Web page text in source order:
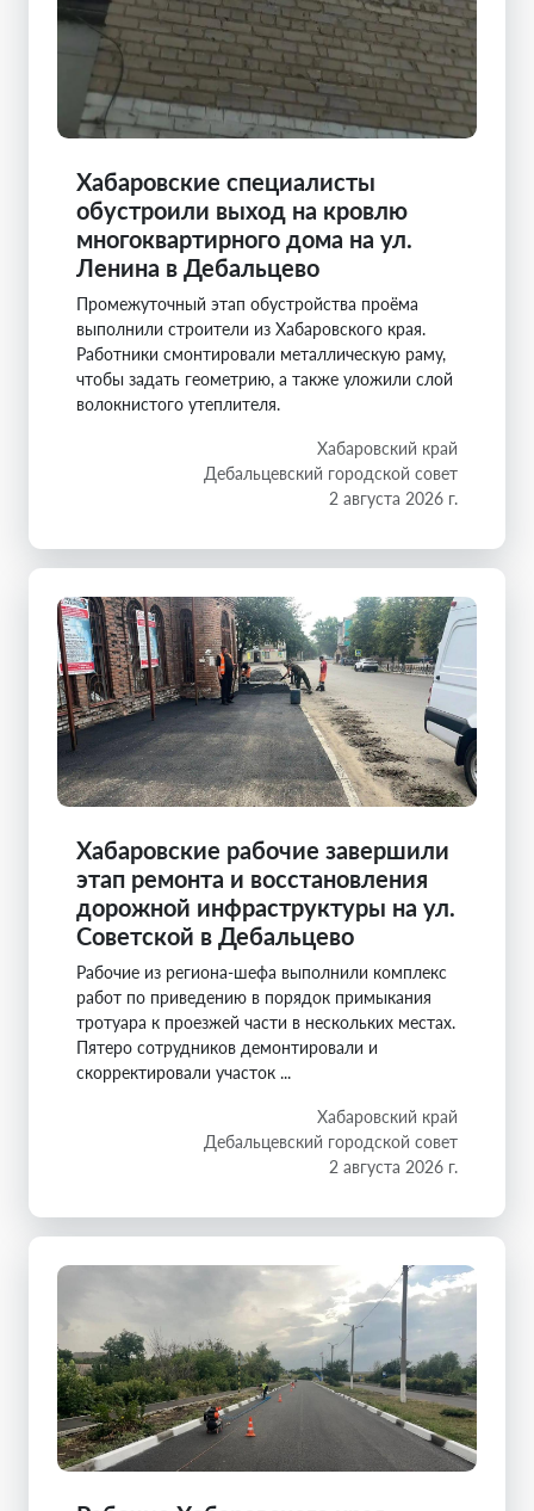
Хабаровские специалисты
обустроили выход на кровлю
многоквартирного дома на ул.
Ленина в Дебальцево
Промежуточный этап обустройства проёма
выполнили строители из Хабаровского края.
Работники смонтировали металлическую раму,
чтобы задать геометрию, а также уложили слой
волокнистого утеплителя.
Хабаровский край
Дебальцевский городской совет
2 августа 2026 г.
Хабаровские рабочие завершили
этап ремонта и восстановления
дорожной инфраструктуры на ул.
Советской в Дебальцево
Рабочие из региона-шефа выполнили комплекс
работ по приведению в порядок примыкания
тротуара к проезжей части в нескольких местах.
Пятеро сотрудников демонтировали и
скорректировали участок ...
Хабаровский край
Дебальцевский городской совет
2 августа 2026 г.